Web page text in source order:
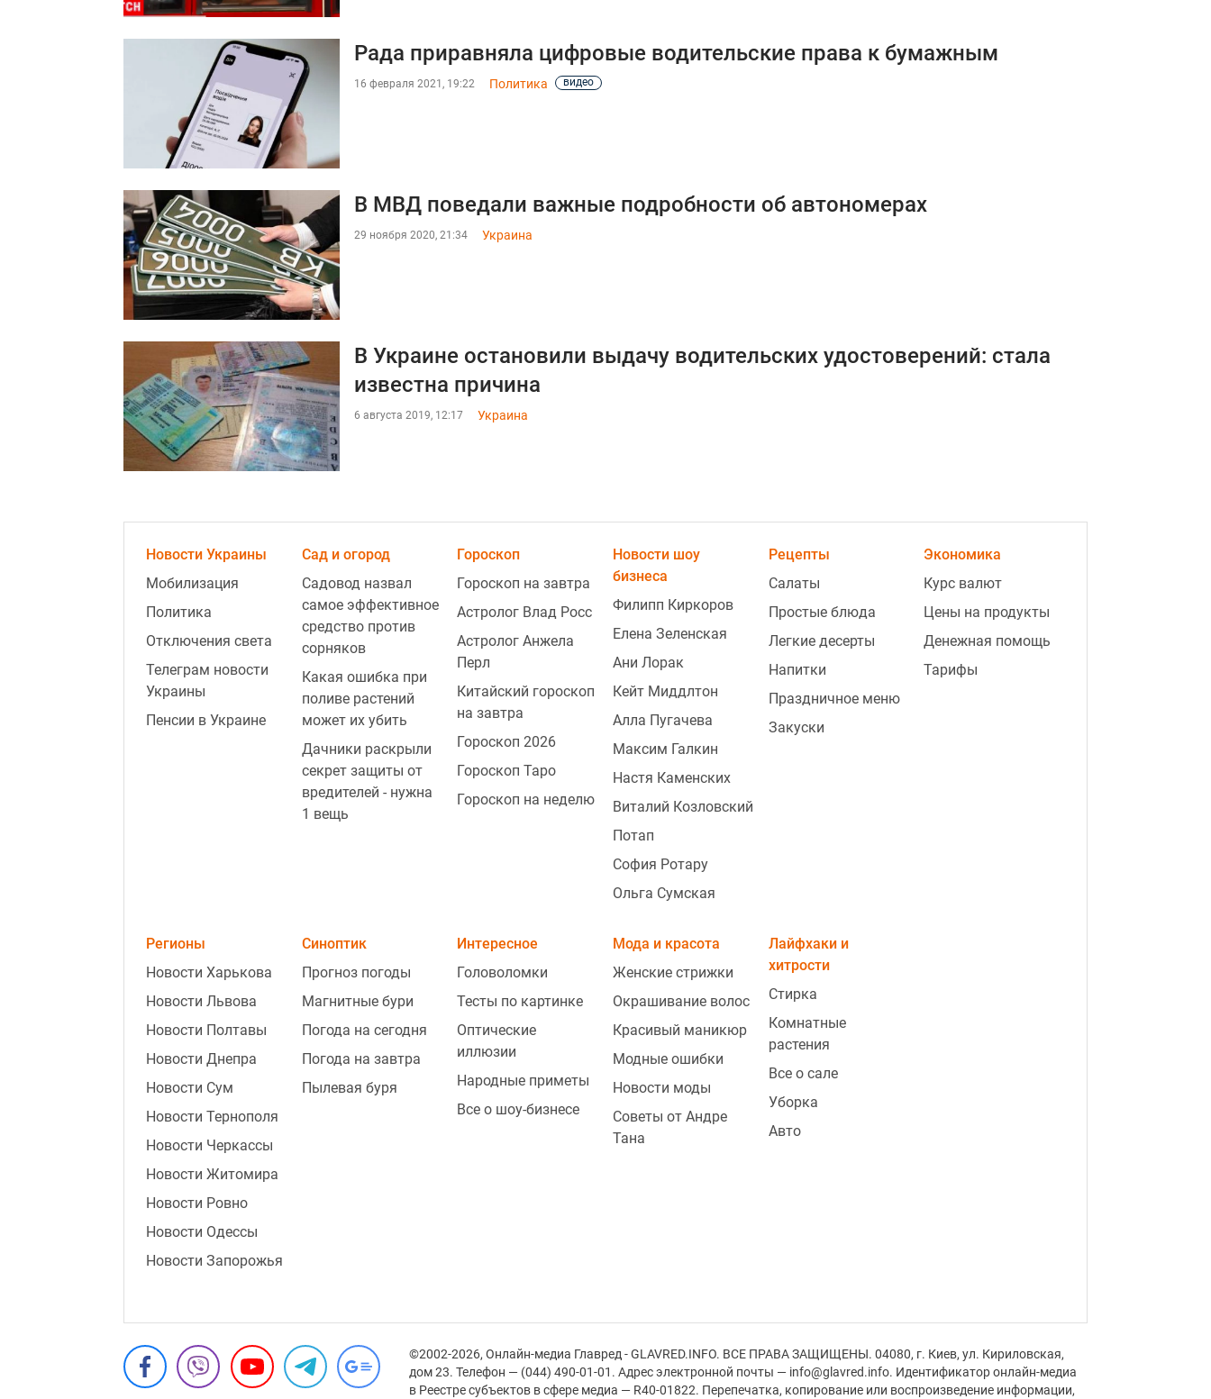
Рада приравняла цифровые водительские права к бумажным
16 февраля 2021, 19:22 Политика видео
В МВД поведали важные подробности об автономерах
29 ноября 2020, 21:34 Украина
В Украине остановили выдачу водительских удостоверений: стала
известна причина
6 августа 2019, 12:17 Украина
Новости Украины
Мобилизация
Политика
Отключения света
Телеграм новости
Украины
Пенсии в Украине
Сад и огород
Садовод назвал
самое эффективное
средство против
сорняков
Какая ошибка при
поливе растений
может их убить
Дачники раскрыли
секрет защиты от
вредителей - нужна
1 вещь
Гороскоп
Гороскоп на завтра
Астролог Влад Росс
Астролог Анжела
Перл
Китайский гороскоп
на завтра
Гороскоп 2026
Гороскоп Таро
Гороскоп на неделю
Новости шоу
бизнеса
Филипп Киркоров
Елена Зеленская
Ани Лорак
Кейт Миддлтон
Алла Пугачева
Максим Галкин
Настя Каменских
Виталий Козловский
Потап
София Ротару
Ольга Сумская
Рецепты
Салаты
Простые блюда
Легкие десерты
Напитки
Праздничное меню
Закуски
Экономика
Курс валют
Цены на продукты
Денежная помощь
Тарифы
Регионы
Новости Харькова
Новости Львова
Новости Полтавы
Новости Днепра
Новости Сум
Новости Тернополя
Новости Черкассы
Новости Житомира
Новости Ровно
Новости Одессы
Новости Запорожья
Синоптик
Прогноз погоды
Магнитные бури
Погода на сегодня
Погода на завтра
Пылевая буря
Интересное
Головоломки
Тесты по картинке
Оптические
иллюзии
Народные приметы
Все о шоу-бизнесе
Мода и красота
Женские стрижки
Окрашивание волос
Красивый маникюр
Модные ошибки
Новости моды
Советы от Андре
Тана
Лайфхаки и
хитрости
Стирка
Комнатные
растения
Все о сале
Уборка
Авто
©2002-2026, Онлайн-медиа Главред - GLAVRED.INFO. ВСЕ ПРАВА ЗАЩИЩЕНЫ. 04080, г. Киев, ул. Кириловская,
дом 23. Телефон — (044) 490-01-01. Адрес электронной почты — info@glavred.info. Идентификатор онлайн-медиа
в Реестре cубъектов в сфере медиа — R40-01822. Перепечатка, копирование или воспроизведение информации,